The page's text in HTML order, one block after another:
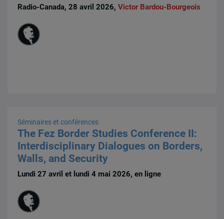
Radio-Canada, 28 avril 2026,Victor Bardou-Bourgeois
Séminaires et conférences
The Fez Border Studies Conference II:
Interdisciplinary Dialogues on Borders,
Walls, and Security
Lundi 27 avril et lundi 4 mai 2026, en ligne